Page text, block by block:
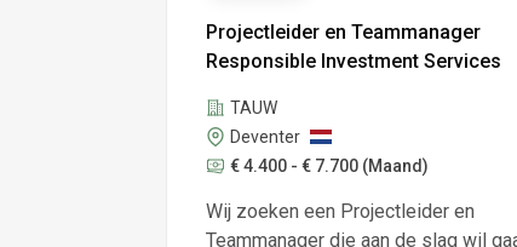
Projectleider en Teammanager
Responsible Investment Services
TAUW
Deventer
€ 4.400 - € 7.700 (Maand)
Wij zoeken een Projectleider en
Teammanager die aan de slag wil